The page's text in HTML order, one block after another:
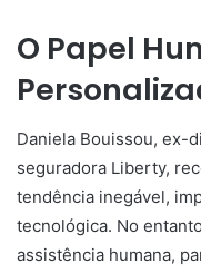
O Papel
Daniela Bouissou, ex-
seguradora Liberty,
tendência inegável,
tecnológica. No
assistência humana,